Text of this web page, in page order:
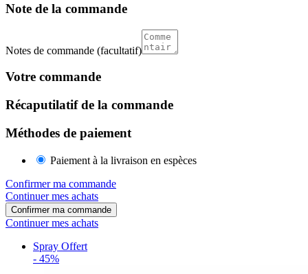
Note de la commande
Notes de commande (facultatif)
Votre commande
Récaputilatif de la commande
Méthodes de paiement
Paiement à la livraison en espèces
Confirmer ma commande
Continuer mes achats
Confirmer ma commande
Continuer mes achats
Spray Offert
- 45%